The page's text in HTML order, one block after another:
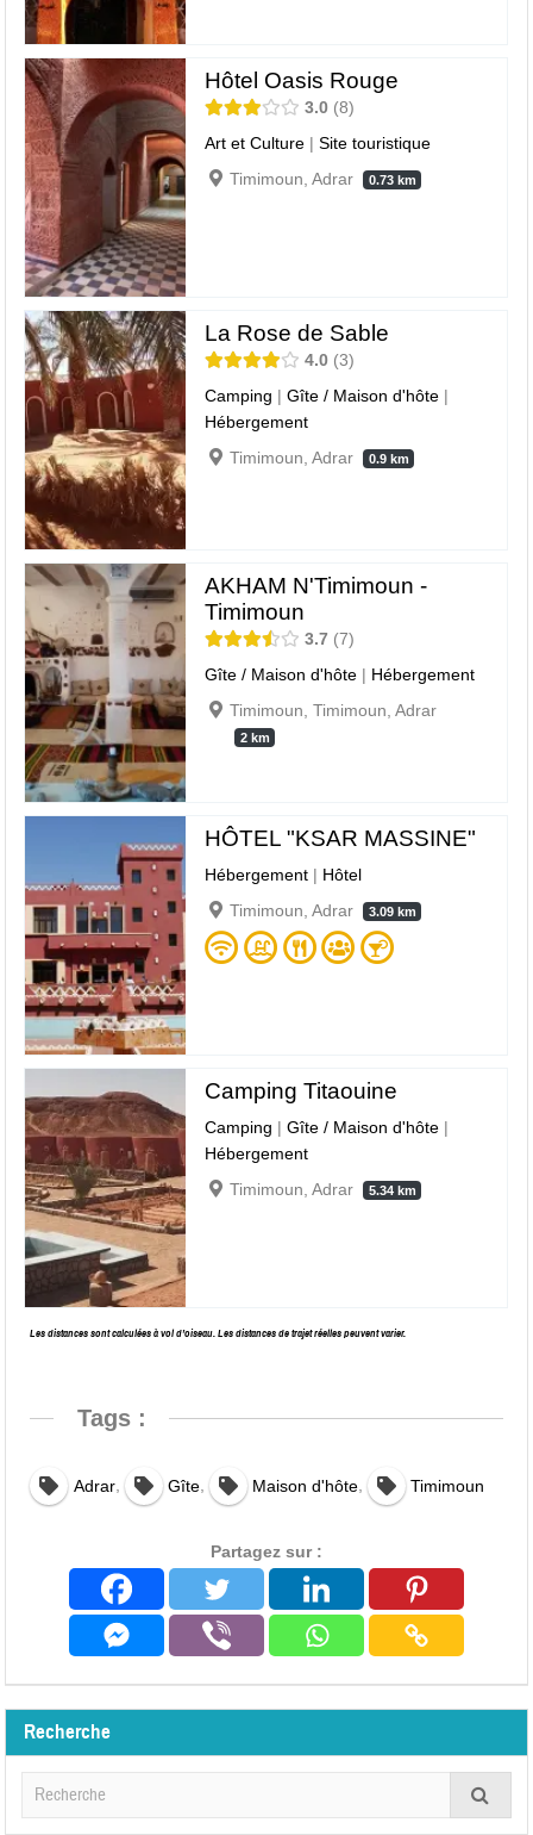
Hôtel Oasis Rouge
3.0 8
Art et Culture |Site touristique
Timimoun, Adrar
0.73 km
La Rose de Sable
4.0 3
Camping |Gîte / Maison d'hôte |
Hébergement
Timimoun, Adrar
0.9 km
AKHAM N'Timimoun -
Timimoun
3.7
7
Gîte / Maison d'hôte | Hébergement
Timimoun, Timimoun, Adrar
2 km
HÔTEL "KSAR MASSINE"
Hébergement | Hôtel
Timimoun, Adrar
3.09 km
Camping Titaouine
Camping |Gîte / Maison d'hôte |
Hébergement
Timimoun, Adrar
5.34 km
Les distances sont calculées à vol d’oiseau. Les distances de trajet réelles peuvent varier.
Tags :
Adrar, Gîte, Maison d'hôte , Timimoun
Partagez sur :
Recherche